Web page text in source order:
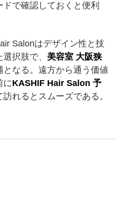
で確認しておくと便利
Salonはデザイン性と技
択肢で、 美容室 大阪狭
となる。遠方から通う価値
にKASHIF Hair Salon 予
れるとスムーズである。